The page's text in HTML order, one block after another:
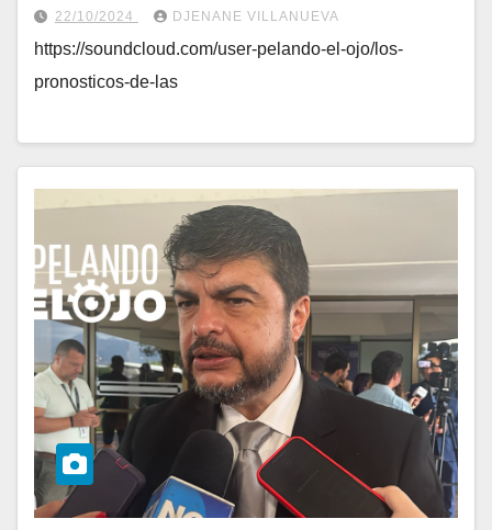
22/10/2024 DJENANE VILLANUEVA
https://soundcloud.com/user-pelando-el-ojo/los-
pronosticos-de-las